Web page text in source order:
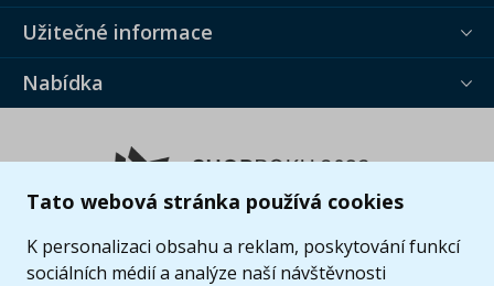
Tato webová stránka používá cookies
K personalizaci obsahu a reklam, poskytování funkcí
sociálních médií a analýze naší návštěvnosti
Užitečné informace
Nabídka